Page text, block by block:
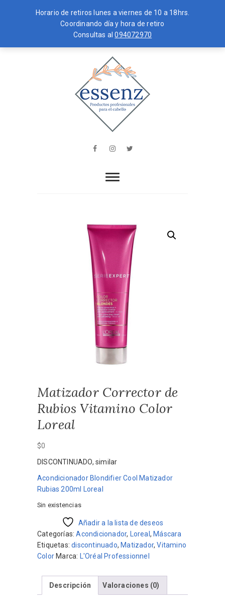
Horario de retiros lunes a viernes de 10 a 18hrs.
Coordinando día y hora de retiro
Consultas al094072970
to
essenz
EL CABELLO
FacebookInstagram
Matizador Corrector de
Rubios Vitamino Color
Loreal
$0
DISCONTINUADO, similar
Acondicionador Blondifier Cool Matizador
Rubias 200ml Loreal
Sin existencias
Añadir a la lista de deseos
Categorías:Acondicionador, Loreal , Máscara
Etiquetas:discontinuado, Matizador,Vitamino
Color Marca: L'Oréal Professionnel
Descripción Valoraciones (0)